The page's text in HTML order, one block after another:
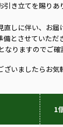
き立てを賜りあ
直しに伴い、お届
とさせていただ
りますのでご確
いましたらお気
1